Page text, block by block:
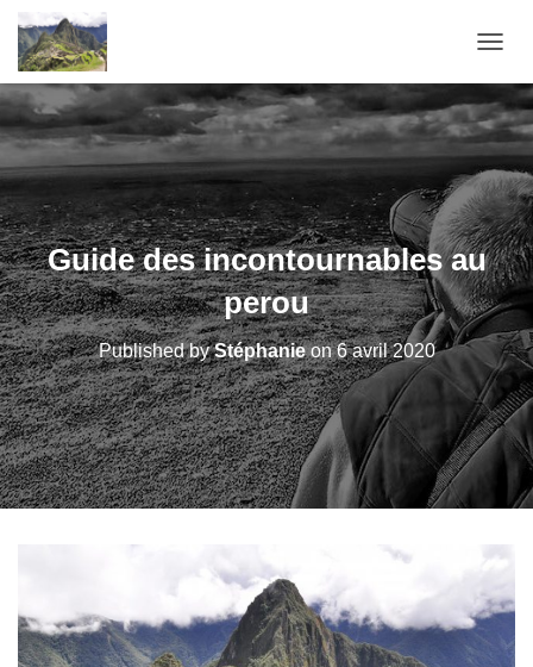
Guide des incontournables au
perou
Published byStéphanieon6 avril 2020